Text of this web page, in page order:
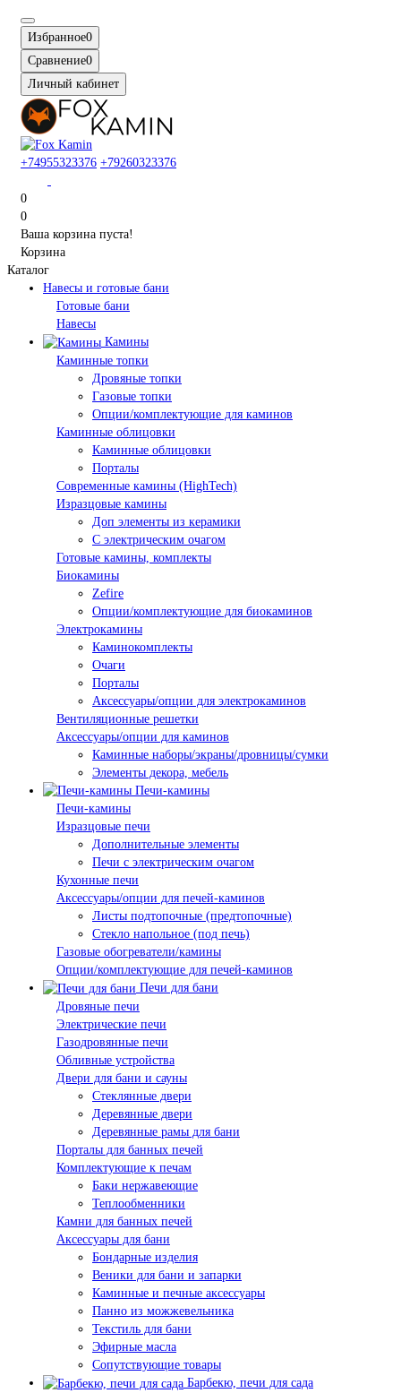
Избранное0
Сравнение0
Личный кабинет
+74955323376 +79260323376
0
0
Ваша корзина пуста!
Корзина
Каталог
Навесы и готовые бани
Готовые бани
Навесы
Камины
Каминные топки
Дровяные топки
Газовые топки
Опции/комплектующие для каминов
Каминные облицовки
Каминные облицовки
Порталы
Современные камины (HighTech)
Изразцовые камины
Доп элементы из керамики
С электрическим очагом
Готовые камины, комплекты
Биокамины
Zefire
Опции/комплектующие для биокаминов
Электрокамины
Каминокомплекты
Очаги
Порталы
Аксессуары/опции для электрокаминов
Вентиляционные решетки
Аксессуары/опции для каминов
Каминные наборы/экраны/дровницы/сумки
Элементы декора, мебель
Печи-камины
Печи-камины
Изразцовые печи
Дополнительные элементы
Печи с электрическим очагом
Кухонные печи
Аксессуары/опции для печей-каминов
Листы подтопочные (предтопочные)
Стекло напольное (под печь)
Газовые обогреватели/камины
Опции/комплектующие для печей-каминов
Печи для бани
Дровяные печи
Электрические печи
Газодровянные печи
Обливные устройства
Двери для бани и сауны
Стеклянные двери
Деревянные двери
Деревянные рамы для бани
Порталы для банных печей
Комплектующие к печам
Баки нержавеющие
Теплообменники
Камни для банных печей
Аксессуары для бани
Бондарные изделия
Веники для бани и запарки
Каминные и печные аксессуары
Панно из можжевельника
Текстиль для бани
Эфирные масла
Сопутствующие товары
Барбекю, печи для сада